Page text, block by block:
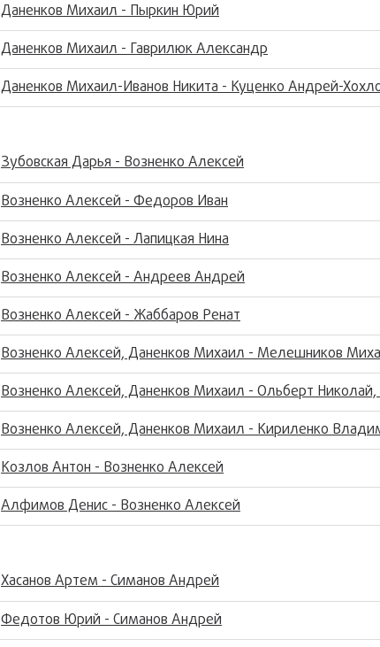
Даненков Михаил - Пыркин Юрий
Даненков Михаил - Гаврилюк Александр
Даненков Михаил-Иванов Никита - Куценко Андрей-
Зубовская Дарья - Возненко Алексей
Возненко Алексей - Федоров Иван
Возненко Алексей - Лапицкая Нина
Возненко Алексей - Андреев Андрей
Возненко Алексей - Жаббаров Ренат
Возненко Алексей, Даненков Михаил - Мелешников
Возненко Алексей, Даненков Михаил - Ольберт
Возненко Алексей, Даненков Михаил - Кириленко
Козлов Антон - Возненко Алексей
Алфимов Денис - Возненко Алексей
Хасанов Артем - Симанов Андрей
Федотов Юрий - Симанов Андрей